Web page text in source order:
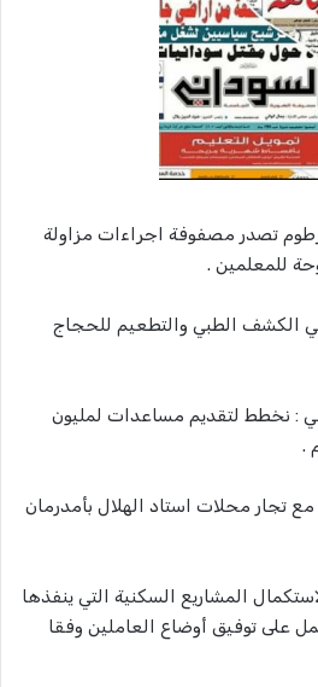
تصدر مصفوفة اجراءات مزاولة
للمعلمين .
الكشف الطبي والتطعيم للحجاج
: نخطط لتقديم مساعدات لمليون
.
تجار محلات استاد الهلال بأمدرمان
المشاريع السكنية التي ينفذها
على توفيق أوضاع العاملين وفقا